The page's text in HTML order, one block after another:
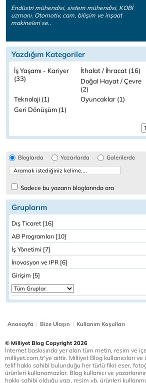
Endüstri mühendisi, sistem mühendisi, KOBİ
uzmanı. Otomotiv, cam, bilişim ve inşaat
makineleri se..
Yazdığım Kategoriler
İş Yaşamı - Kariyer
(33)
İthalat / İhracat (16)
Doğal Hayat / Çevre
(2)
Teknoloji (1)
Oyuncaklar (1)
Geri Dönüşüm (1)
Bloglarda Yazarlarda Galerilerde
Sadece bu yazarın bloglarında ara
Gruplarım
Dış Ticaret [16]
AB Programları [10]
İş Yönetimi [7]
İnovasyon ve IPR [6]
Girişim [5]
Anasayfa | Bize Ulaşın | Kullanım Koşulları
© Milliyet Blog Copyright 2026
İnternet baskısında yer alan tüm metin, resim ve
milliyet.com.tr'ye aittir. Milliyet Blog kullanıcıları
telif hakkı sahibi bulunduğu her türlü fikri eser,
ürünleri kullanamazlar. Blog kullanıcı ve
hakkı sahibi olduğu yazı, resim vb. ürünleri